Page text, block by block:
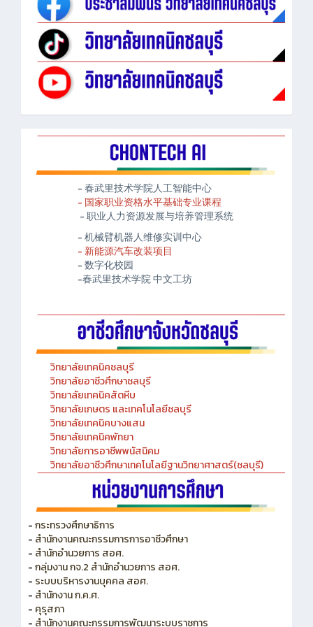
- 春武里技术学院人工智能中心
- 国家职业资格水平基础专业课程
- 职业人力资源发展与培养管理系统
- 机械臂机器人维修实训中心
- 新能源汽车改装项目
- 数字化校园
-春武里技术学院 中文工坊
วิทยาลัยเทคนิคชลบุรี
วิทยาลัยอาชีวศึกษาชลบุรี
วิทยาลัยเทคนิคสัตหีบ
วิทยาลัยเกษตร และเทคโนโลยีชลบุรี
วิทยาลัยเทคนิคบางแสน
วิทยาลัยเทคนิคพัทยา
วิทยาลัยการอาชีพพนัสนิคม
วิทยาลัยอาชีวศึกษาเทคโนโลยีฐานวิทยาศาสตร์(ชลบุรี)
-กระทรวงศึกษาธิการ
- สำนักงานคณะกรรมการการอาชีวศึกษา
- สำนักอำนวยการ สอศ.
-กลุ่มงาน กจ.2 สำนักอำนวยการ สอศ.
- ระบบบริหารงานบุคคล สอศ.
- สำนักงาน ก.ค.ศ.
- คุรุสภา
- สำนักงานคณะกรรมการพัฒนาระบบราชการ